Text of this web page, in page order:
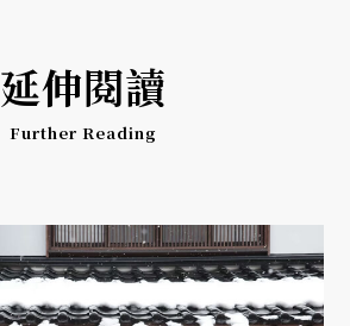
延伸閱讀
Further Reading